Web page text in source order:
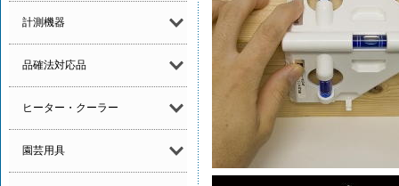
計測機器
品確法対応品
ヒーター・クーラー
園芸用具